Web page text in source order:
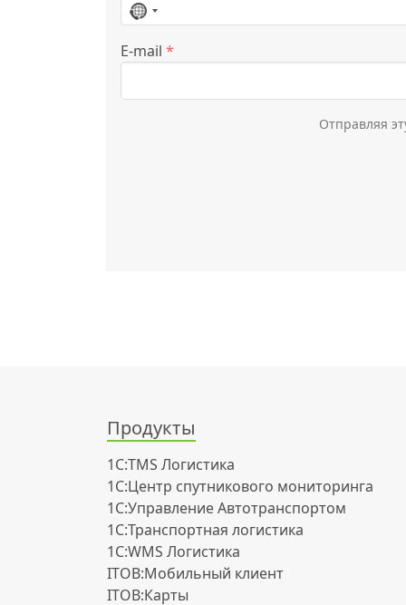
Страна
выбрана
E-mail *
Отправляя
Продукты
1С:TMS Логистика
1С:Центр спутникового мониторинга
1С:Управление Автотранспортом
1С:Транспортная логистика
1С:WMS Логистика
ITOB:Мобильный клиент
ITOB:Карты